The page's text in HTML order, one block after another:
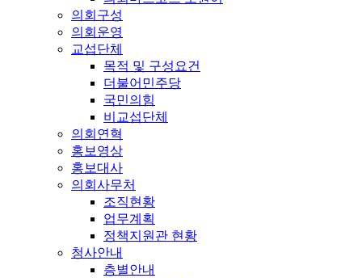
의회구성
의회운영
교섭단체
목적 및 구성요건
더불어민주당
국민의힘
비교섭단체
의회연혁
홍보영상
홍보대사
의회사무처
조직현황
업무계획
정책지원관 현황
청사안내
층별안내